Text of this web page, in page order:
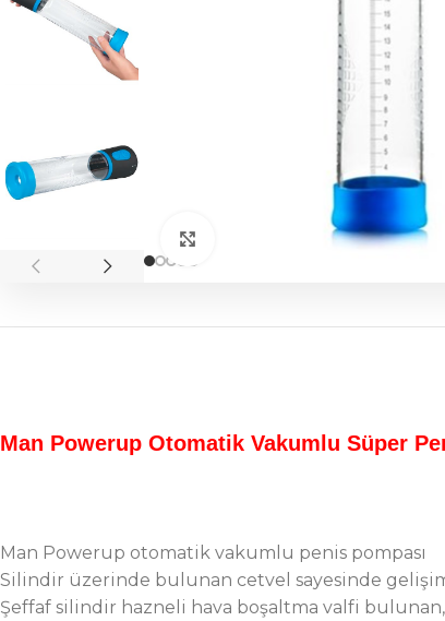
Click to enlarge
Man Powerup Otomatik Vakumlu Süper
Man Powerup otomatik vakumlu penis pompası
Silindir üzerinde bulunan cetvel sayesinde
Şeffaf silindir hazneli hava boşaltma valfi bulunan,